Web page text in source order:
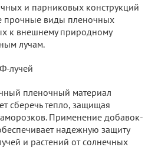
и парниковых конструкций
прочные виды пленочных
к внешнему природному
лучам.
лучей
пленочный материал
сберечь тепло, защищая
Применение добавок-
надежную защиту
и растений от солнечных